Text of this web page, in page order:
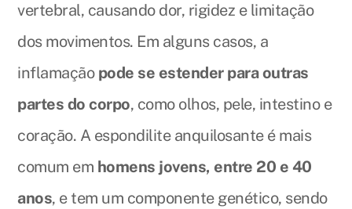
vertebral, causando dor, rigidez e limitação
dos movimentos. Em alguns casos, a
inflamação pode se estender para outras
partes do corpo, como olhos, pele, intestino e
coração. A espondilite anquilosante é mais
comum em homens jovens, entre 20 e 40
anos, e tem um componente genético, sendo